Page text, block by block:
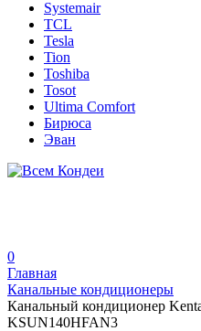
Systemair
TCL
Tesla
Tion
Toshiba
Tosot
Ultima Comfort
Бирюса
Эван
0
Главная
Канальные кондиционеры
Канальный кондиционер
KSUN140HFAN3